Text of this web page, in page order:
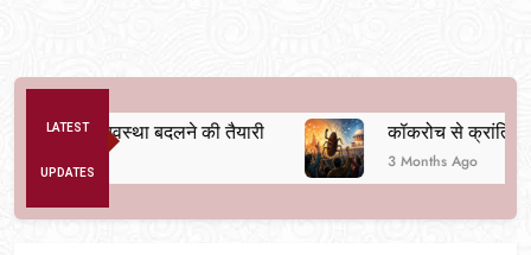
LATEST
UPDATES
व्यवस्था बदलने की तैयारी कॉकरोच से क्रांति तक
3 Months Ago